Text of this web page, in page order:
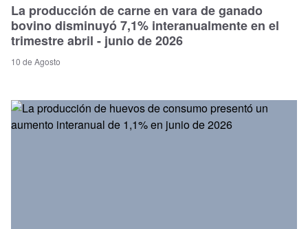
La producción de carne en vara de ganado
bovino disminuyó 7,1% interanualmente en el
trimestre abril - junio de 2026
10 de Agosto